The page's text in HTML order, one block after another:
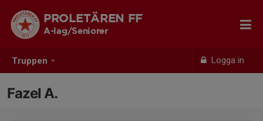
Truppen Logga in
PROLETÄREN FF
A-lag/Seniorer
Fazel A.